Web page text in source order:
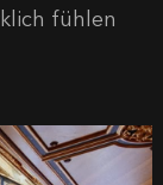
fühlen